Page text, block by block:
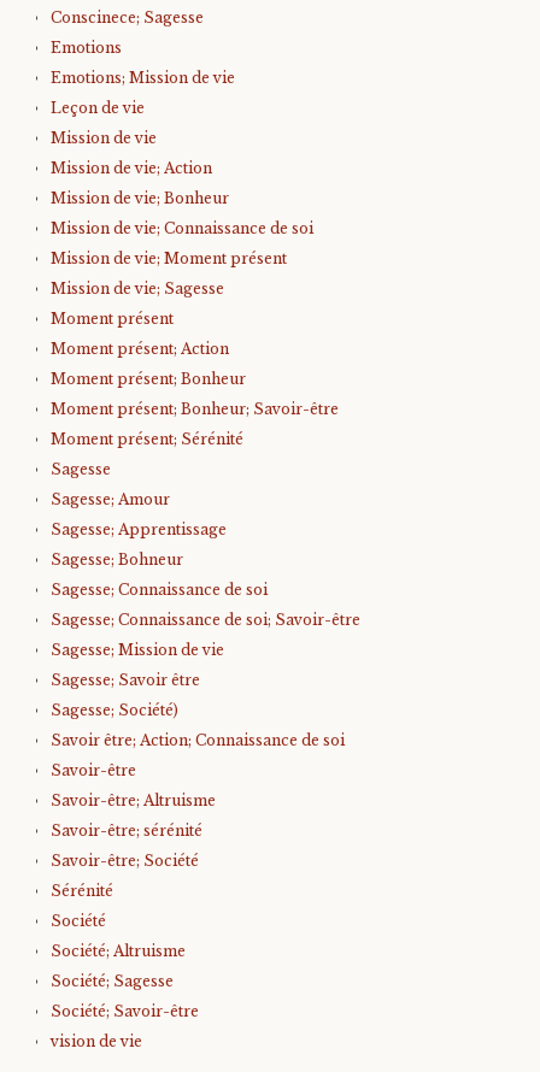
Conscinece; Sagesse
Emotions
Emotions; Mission de vie
Leçon de vie
Mission de vie
Mission de vie; Action
Mission de vie; Bonheur
Mission de vie; Connaissance de soi
Mission de vie; Moment présent
Mission de vie; Sagesse
Moment présent
Moment présent; Action
Moment présent; Bonheur
Moment présent; Bonheur; Savoir-être
Moment présent; Sérénité
Sagesse
Sagesse; Amour
Sagesse; Apprentissage
Sagesse; Bohneur
Sagesse; Connaissance de soi
Sagesse; Connaissance de soi; Savoir-être
Sagesse; Mission de vie
Sagesse; Savoir être
Sagesse; Société)
Savoir être; Action; Connaissance de soi
Savoir-être
Savoir-être; Altruisme
Savoir-être; sérénité
Savoir-être; Société
Sérénité
Société
Société; Altruisme
Société; Sagesse
Société; Savoir-être
vision de vie